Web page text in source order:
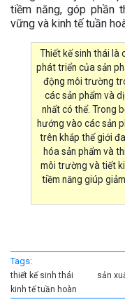
tiềm năng, góp phần
vững và kinh tế tuần
Thiết kế sinh thái là
phát triển của sản
động môi trường
các sản phẩm và
nhất có thể. Trong
hướng vào các sản
trên khắp thế giới
hóa sản phẩm và
môi trường và tiết
tiềm năng giúp
Tags:
thiết kế sinh thái
sản
kinh tế tuần hoàn